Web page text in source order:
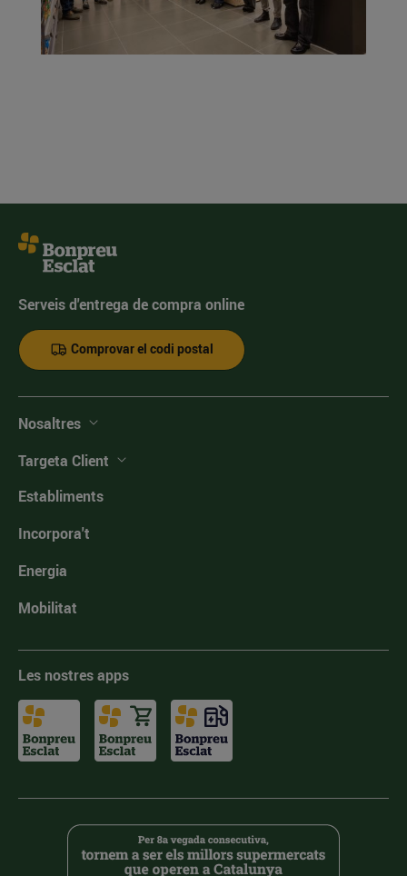
Serveis d'entrega de compra online
Comprovar el codi postal
Nosaltres
Targeta Client
Establiments
Incorpora't
Energia
Mobilitat
Les nostres apps